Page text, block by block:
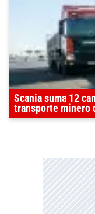
Scania suma 12
transporte minero